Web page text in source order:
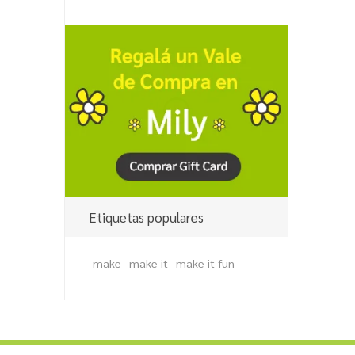
Etiquetas populares
make make it make it fun